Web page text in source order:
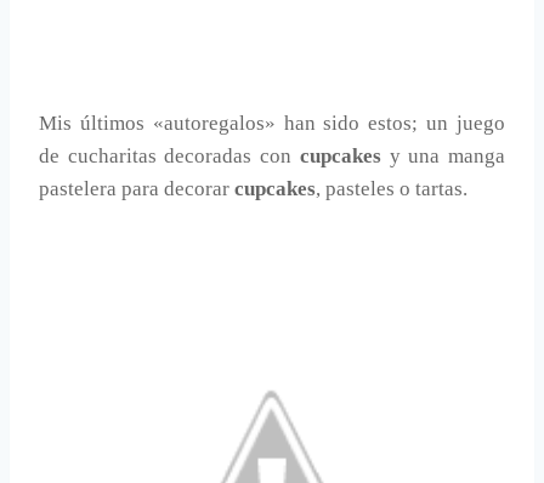
Mis últimos «autoregalos» han sido estos; un juego
de cucharitas decoradas con cupcakesy una manga
pastelera para decorar cupcakes, pasteles o tartas.